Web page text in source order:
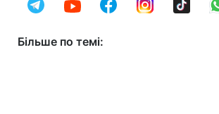
Більше по темі: